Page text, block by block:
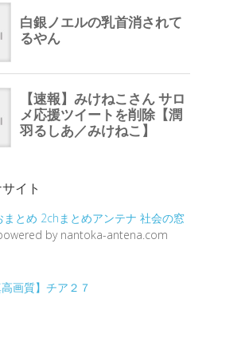
イト
まとめ 2chまとめアンテナ 社会の窓
by nantoka-antena.com